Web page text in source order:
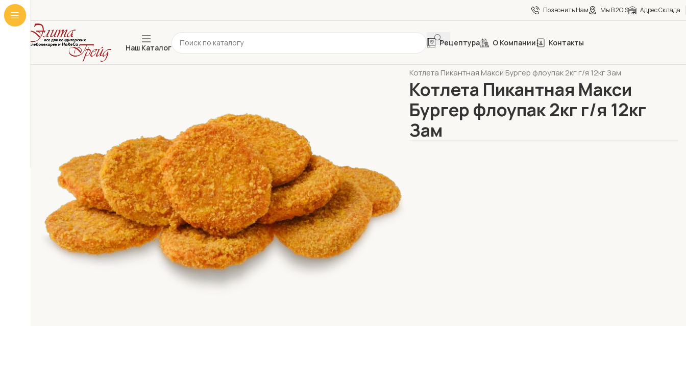
Позвонить Нам Мы В 2GIS Адрес Склада
Наш Каталог
Рецептура О Компании Контакты
Котлета Пикантная Макси Бургер флоупак 2кг г/я 12кг Зам
Котлета Пикантная Макси
Бургер флоупак 2кг г/я 12кг
Зам